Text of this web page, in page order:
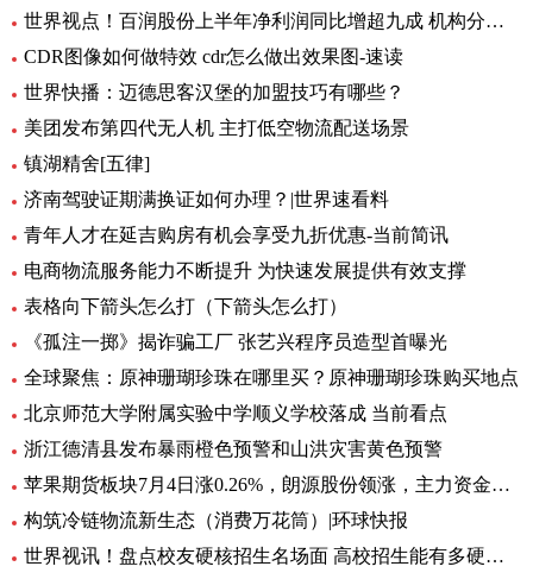
世界视点！百润股份上半年净利润同比增超九成 机构分析：强爽放量带动收入增长
CDR图像如何做特效 cdr怎么做出效果图-速读
世界快播：迈德思客汉堡的加盟技巧有哪些？
美团发布第四代无人机 主打低空物流配送场景
镇湖精舍[五律]
济南驾驶证期满换证如何办理？|世界速看料
青年人才在延吉购房有机会享受九折优惠-当前简讯
电商物流服务能力不断提升 为快速发展提供有效支撑
表格向下箭头怎么打（下箭头怎么打）
《孤注一掷》揭诈骗工厂 张艺兴程序员造型首曝光
全球聚焦：原神珊瑚珍珠在哪里买？原神珊瑚珍珠购买地点
北京师范大学附属实验中学顺义学校落成 当前看点
浙江德清县发布暴雨橙色预警和山洪灾害黄色预警
苹果期货板块7月4日涨0.26%，朗源股份领涨，主力资金净流出1357.79万元 世界速看
构筑冷链物流新生态（消费万花筒）|环球快报
世界视讯！盘点校友硬核招生名场面 高校招生能有多硬核 基本情况讲解